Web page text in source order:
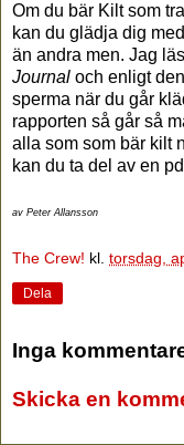
Om du bär Kilt som
kan du glädja dig
än andra men. Jag
Journal och enligt
sperma när du går
rapporten så går så
alla som som bär kilt
kan du ta del av en
av Peter Allansson
The Crew! kl. torsdag,
Dela
Inga
Skicka en